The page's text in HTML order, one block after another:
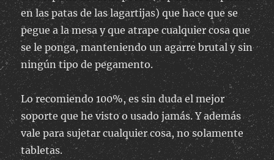
en las patas de las lagartijas) que hace que se
pegue a la mesa y que atrape cualquier cosa que
se le ponga, manteniendo un agarre brutal y sin
ningún tipo de pegamento.
Lo recomiendo 100%, es sin duda el mejor
soporte que he visto o usado jamás. Y además
vale para sujetar cualquier cosa, no solamente
tabletas.